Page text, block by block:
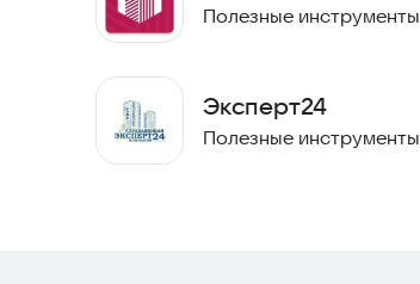
Полезные инструменты
Эксперт24
Полезные инструменты